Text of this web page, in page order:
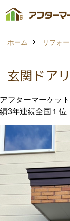
ホーム リフォ
玄関ドア
アフターマーケッ
績3年連続全国１位